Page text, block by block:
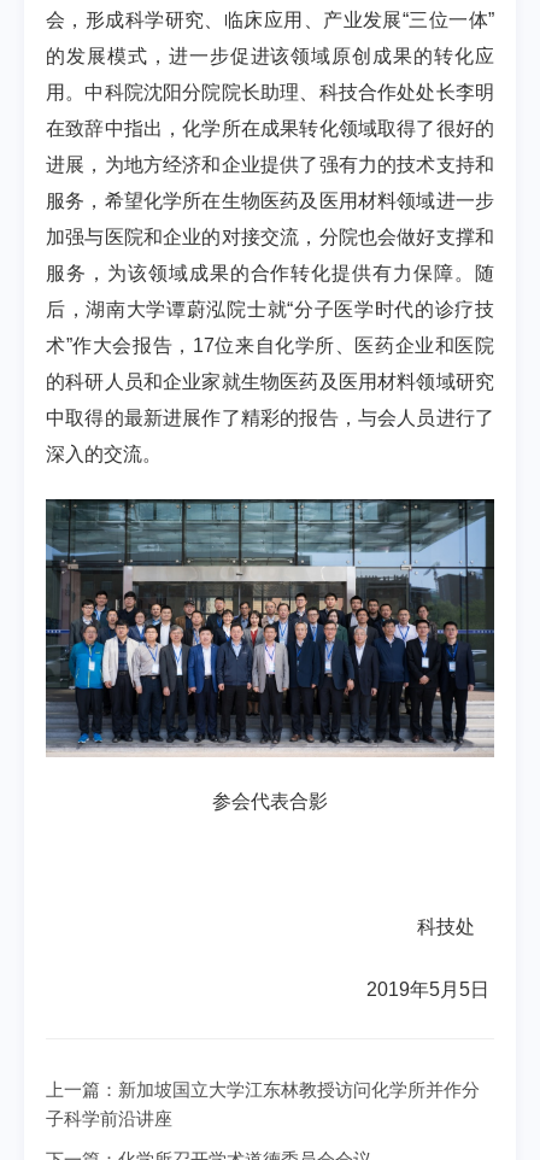
会，形成科学研究、临床应用、产业发展“三位一体”
的发展模式，进一步促进该领域原创成果的转化应
用。中科院沈阳分院院长助理、科技合作处处长李明
在致辞中指出，化学所在成果转化领域取得了很好的
进展，为地方经济和企业提供了强有力的技术支持和
服务，希望化学所在生物医药及医用材料领域进一步
加强与医院和企业的对接交流，分院也会做好支撑和
服务，为该领域成果的合作转化提供有力保障。随
后，湖南大学谭蔚泓院士就“分子医学时代的诊疗技
术”作大会报告， 17位来自化学所、医药企业和医院
的科研人员和企业家就生物医药及医用材料领域研究
中取得的最新进展作了精彩的报告，与会人员进行了
深入的交流。
参会代表合影
科技处
2019年5月 5日
上一篇： 新加坡国立大学江东林教授访问化学所并作分
子科学前沿讲座